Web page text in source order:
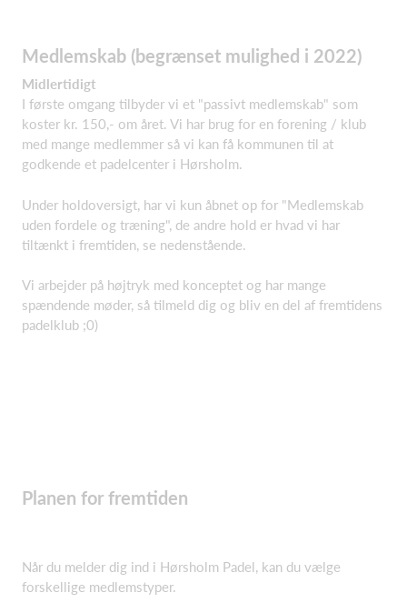
Medlemskab (begrænset mulighed i 2022)
Midlertidigt
I første omgang tilbyder vi et "passivt medlemskab" som
koster kr. 150,- om året. Vi har brug for en forening / klub
med mange medlemmer så vi kan få kommunen til at
godkende et padelcenter i Hørsholm.
Under holdoversigt, har vi kun åbnet op for "Medlemskab
uden fordele og træning", de andre hold er hvad vi har
tiltænkt i fremtiden, se nedenstående.
Vi arbejder på højtryk med konceptet og har mange
spændende møder, så tilmeld dig og bliv en del af fremtidens
padelklub ;0)
Planen for fremtiden
Når du melder dig ind i Hørsholm Padel, kan du vælge
forskellige medlemstyper.